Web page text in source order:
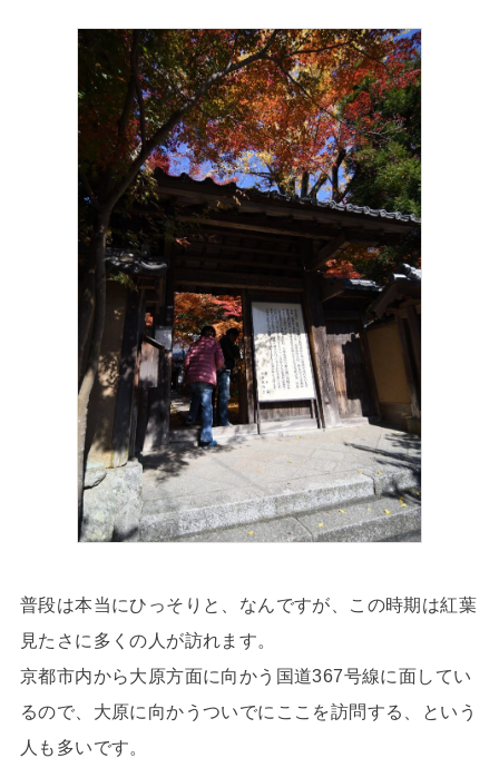
普段は本当にひっそりと、なんですが、この時期は紅葉
見たさに多くの人が訪れます。
京都市内から大原方面に向かう国道367号線に面してい
るので、大原に向かうついでにここを訪問する、という
人も多いです。